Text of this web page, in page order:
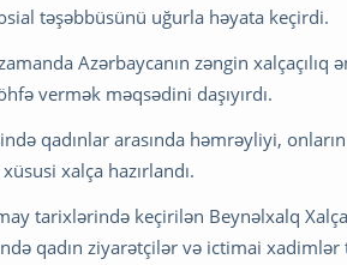
təşəbbüsünü uğurla həyata keçirdi.
Azərbaycanın zəngin xalçaçılıq
vermək məqsədini daşıyırdı.
qadınlar arasında həmrəyliyi,
xalça hazırlandı.
tarixlərində keçirilən Beynəlxalq
qadın ziyarətçilər və ictimai